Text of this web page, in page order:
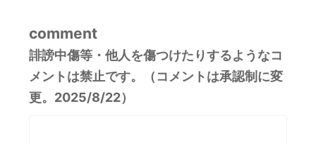
comment
誹謗中傷等・他人を傷つけたりするようなコ
メントは禁止です。（コメントは承認制に変
更。2025/8/22）